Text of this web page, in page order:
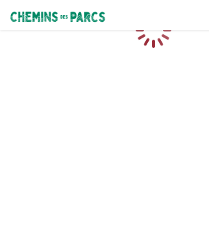
Chemins des Parcs
Caricamento